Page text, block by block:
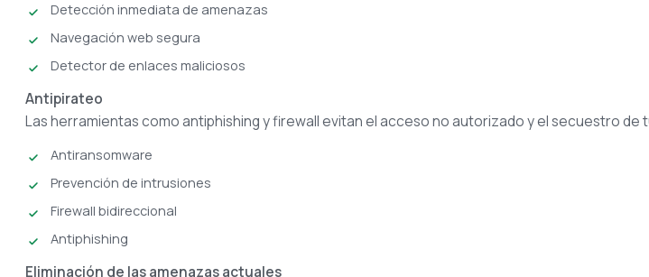
Detección inmediata de amenazas
Navegación web segura
Detector de enlaces maliciosos
Antipirateo
Las herramientas como antiphishing y firewall evitan el acceso no autorizado y el secuestro de
Antiransomware
Prevención de intrusiones
Firewall bidireccional
Antiphishing
Eliminación de las amenazas actuales